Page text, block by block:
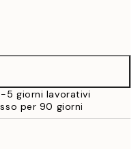
27,45 €
32,45 €
5 giorni lavorativi
per 90 giorni